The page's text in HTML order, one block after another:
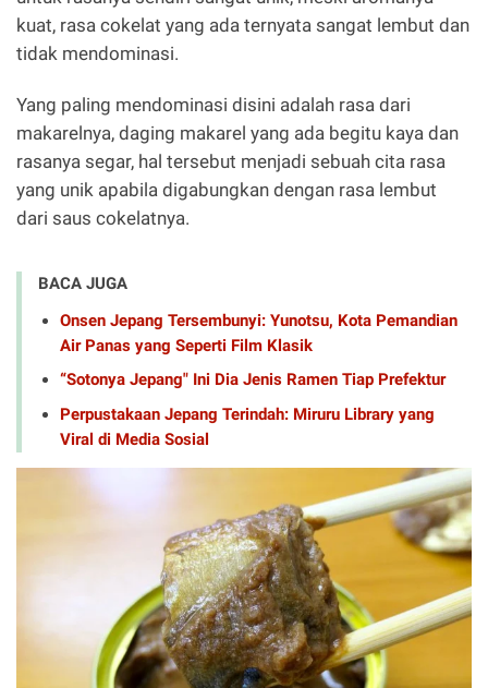
kuat, rasa cokelat yang ada ternyata sangat lembut dan
tidak mendominasi.
Yang paling mendominasi disini adalah rasa dari
makarelnya, daging makarel yang ada begitu kaya dan
rasanya segar, hal tersebut menjadi sebuah cita rasa
yang unik apabila digabungkan dengan rasa lembut
dari saus cokelatnya.
BACA JUGA
Onsen Jepang Tersembunyi: Yunotsu, Kota Pemandian
Air Panas yang Seperti Film Klasik
“Sotonya Jepang" Ini Dia Jenis Ramen Tiap Prefektur
Perpustakaan Jepang Terindah: Miruru Library yang
Viral di Media Sosial